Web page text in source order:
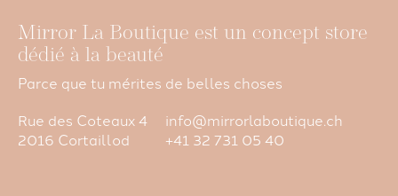
Mirror La Boutique est un concept store
dédié à la beauté
Parce que tu mérites de belles choses
Rue des Coteaux 4
2016 Cortaillod
info@mirrorlaboutique.ch
+41 32 731 05 40